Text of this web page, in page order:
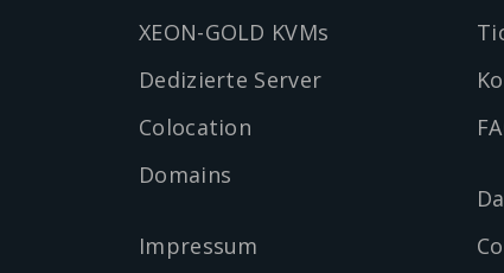
XEON-GOLD KVMs
Dedizierte Server
Colocation
Domains
Impressum